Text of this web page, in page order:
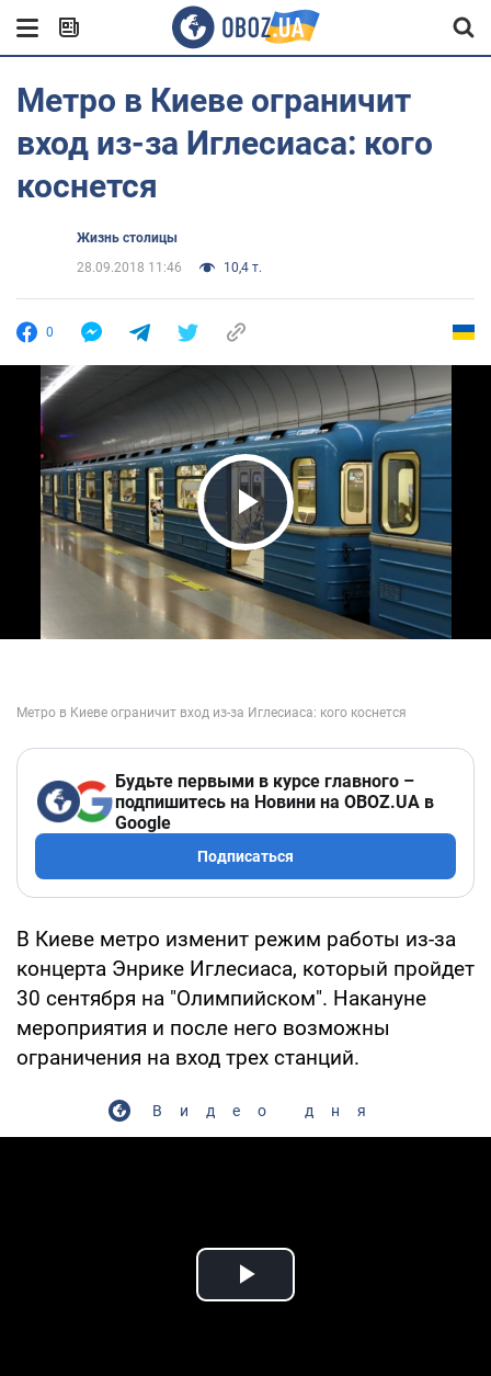
Метро в Киеве ограничит
вход из-за Иглесиаса: кого
коснется
Жизнь столицы
28.09.2018 11:46
10,4 т.
0
Play Video
Будьте первыми в курсе главного –
подпишитесь на Новини на OBOZ.UA в
Google
Подписаться
В Киеве метро изменит режим работы из-за
концерта Энрике Иглесиаса, который пройдет
30 сентября на "Олимпийском". Накануне
мероприятия и после него возможны
ограничения на вход трех станций.
Видео дня
Play Video